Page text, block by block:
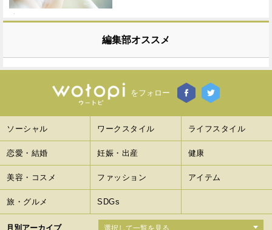
編集部オススメ
をフォロー
ソーシャル ワークスタイル ライフスタイル
恋愛・結婚 妊娠・出産 健康
美容・コスメ ファッション アイテム
旅・グルメ SDGs
月別アーカイブ